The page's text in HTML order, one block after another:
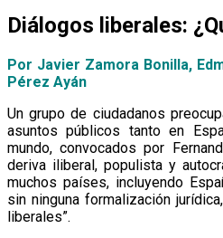
Diálogos liberales:
Por Javier Zamora Bonilla,
Pérez Ayán
Un grupo de ciudadanos
asuntos públicos tanto en
mundo, convocados por
deriva iliberal, populista y
muchos países, incluyendo
sin ninguna formalización
liberales”.